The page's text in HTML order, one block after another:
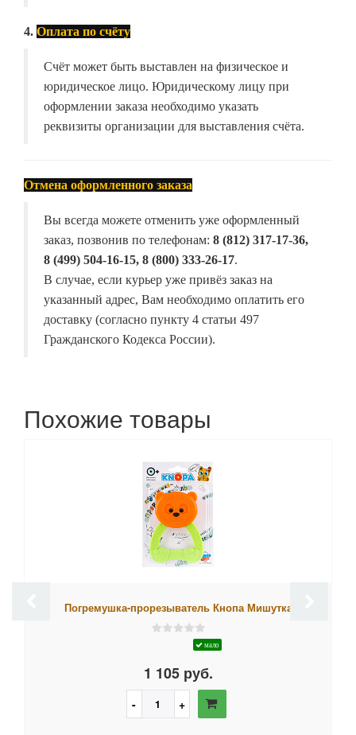
4. Оплата по счёту
Счёт может быть выставлен на физическое и
юридическое лицо. Юридическому лицу при
оформлении заказа необходимо указать
реквизиты организации для выставления счёта.
Отмена оформленного заказа
Вы всегда можете отменить уже оформленный
заказ, позвонив по телефонам: 8 (812) 317-17-36,
8 (499) 504-16-15, 8 (800) 333-26-17.
В случае, если курьер уже привёз заказ на
указанный адрес, Вам необходимо оплатить его
доставку (согласно пункту 4 статьи 497
Гражданского Кодекса России).
Похожие товары
Погремушка-прорезыватель Кнопа Мишутка
мало
1 105 руб.